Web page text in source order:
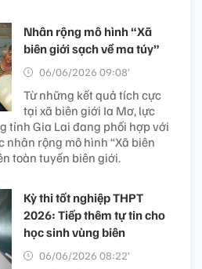
Nhân rộng mô hình “Xã
biên giới sạch về ma túy”
06/06/2026 09:08’
Từ những kết quả tích cực
tại xã biên giới Ia Mơ, lực
tỉnh Gia Lai đang phối hợp với
rộng mô hình “Xã biên
toàn tuyến biên giới.
Kỳ thi tốt nghiệp THPT
2026: Tiếp thêm tự tin cho
học sinh vùng biên
06/06/2026 08:22’